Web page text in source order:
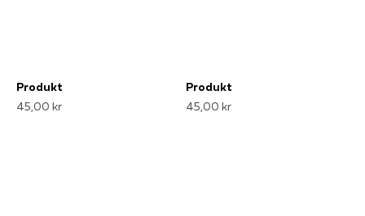
Produkt
45,00 kr
Produkt
45,00 kr